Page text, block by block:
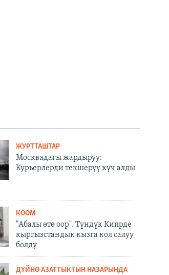
ЖУРТТАШТАР
Москвадагы жардыруу:
Курьерлерди текшерүү күч алды
КООМ
"Абалы өтө оор". Түндүк Кипрде
кыргызстандык кызга кол салуу
болду
ДҮЙНӨ АЗАТТЫКТЫН НАЗАРЫНДА